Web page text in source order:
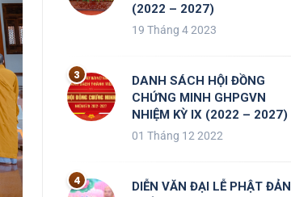
(2022 – 2027)
19 Tháng 4 2023
DANH SÁCH HỘI ĐỒNG
CHỨNG MINH GHPGVN
NHIỆM KỲ IX (2022 – 2027)
01 Tháng 12 2022
DIỄN VĂN ĐẠI LỄ PHẬT ĐẢN